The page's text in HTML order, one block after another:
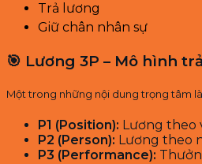
Trả lương
Giữ chân nhân sự
🎯 Lương 3P – Mô hình
Một trong những nội dung trọng tâm
P1 (Position): Lương theo
P2 (Person): Lương theo
P3 (Performance):